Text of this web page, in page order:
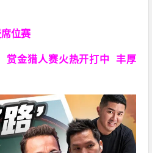
位赛
赏金猎人赛火热开打中 丰厚